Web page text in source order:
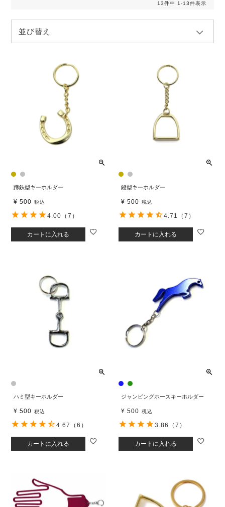
並び替え
13件中 1 -13件表示
蹄鉄型キーホルダー
¥ 500 税込
カートに入れる
4.00 （7）
鐙型キーホルダー
¥ 500 税込
カートに入れる
4.71 （7）
ハミ型キーホルダー
¥ 500 税込
カートに入れる
4.67 （6）
ジャンピングホースキーホルダー
¥ 500 税込
カートに入れる
3.86 （7）